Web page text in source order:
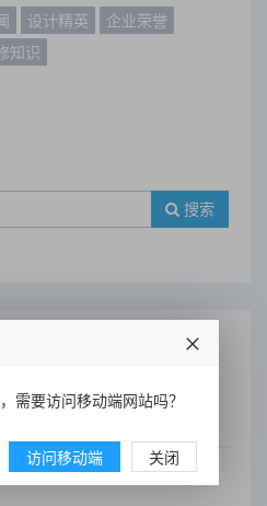
设计精英
企业荣誉
知识
搜索
需要访问移动端网站吗？
访问移动端 关闭